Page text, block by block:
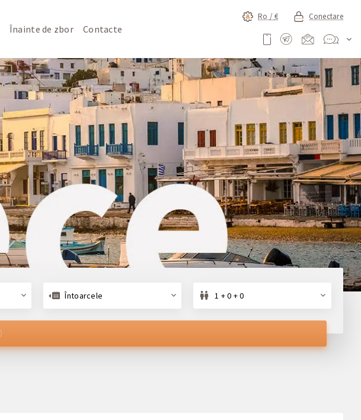
Înainte de zbor Contacte
Ro /€ Conectare
Întoarcele 1 + 0 + 0